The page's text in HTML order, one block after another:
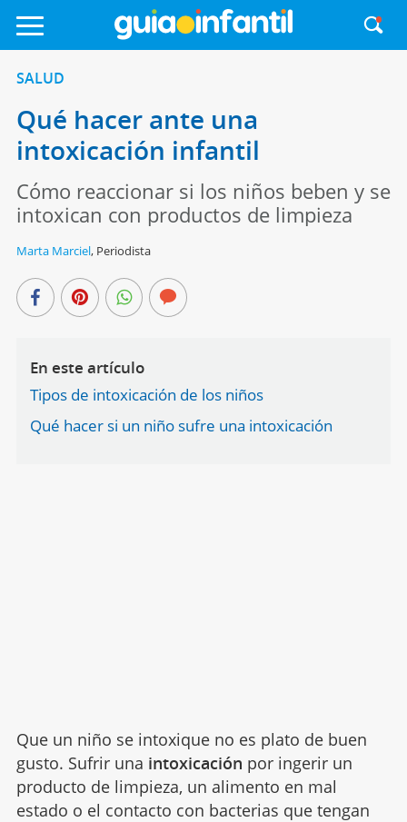
SALUD
Qué hacer ante una
intoxicación infantil
Cómo reaccionar si los niños beben y se
intoxican con productos de limpieza
Marta Marciel, Periodista
En este artículo
Tipos de intoxicación de los niños
Qué hacer si un niño sufre una intoxicación
Que un niño se intoxique no es plato de buen
gusto. Sufrir una intoxicación por ingerir un
producto de limpieza, un alimento en mal
estado o el contacto con bacterias que tengan